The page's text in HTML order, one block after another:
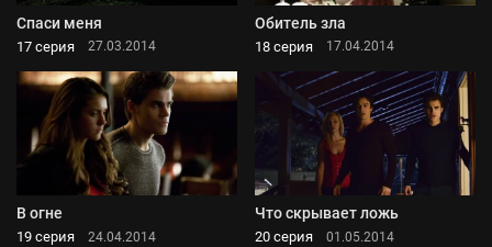
Спаси меня
17 серия 27.03.2014
Обитель зла
18 серия 17.04.2014
В огне
19 серия 24.04.2014
Что скрывает ложь
20 серия 01.05.2014